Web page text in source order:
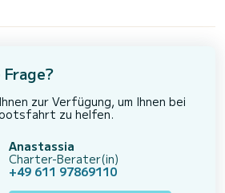
Frage?
zur Verfügung, um Ihnen bei
zu helfen.
Anastassia
Charter-Berater(in)
+49 611 97869110